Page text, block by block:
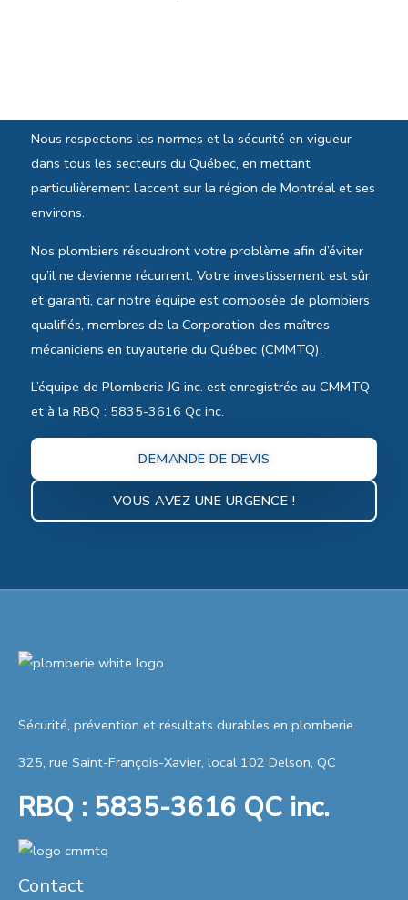
Nous respectons les normes et la sécurité en vigueur
dans tous les secteurs du Québec, en mettant
particulièrement l’accent sur la région de Montréal et ses
environs.
Nos plombiers résoudront votre problème afin d’éviter
qu’il ne devienne récurrent. Votre investissement est sûr
et garanti, car notre équipe est composée de plombiers
qualifiés, membres de la Corporation des maîtres
mécaniciens en tuyauterie du Québec (CMMTQ).
L’équipe de Plomberie JG inc. est enregistrée au CMMTQ
et à la RBQ : 5835-3616 Qc inc.
DEMANDE DE DEVIS
VOUS AVEZ UNE URGENCE !
Sécurité, prévention et résultats durables en plomberie
325, rue Saint-François-Xavier, local 102 Delson, QC
RBQ : 5835-3616 QC inc.
Contact